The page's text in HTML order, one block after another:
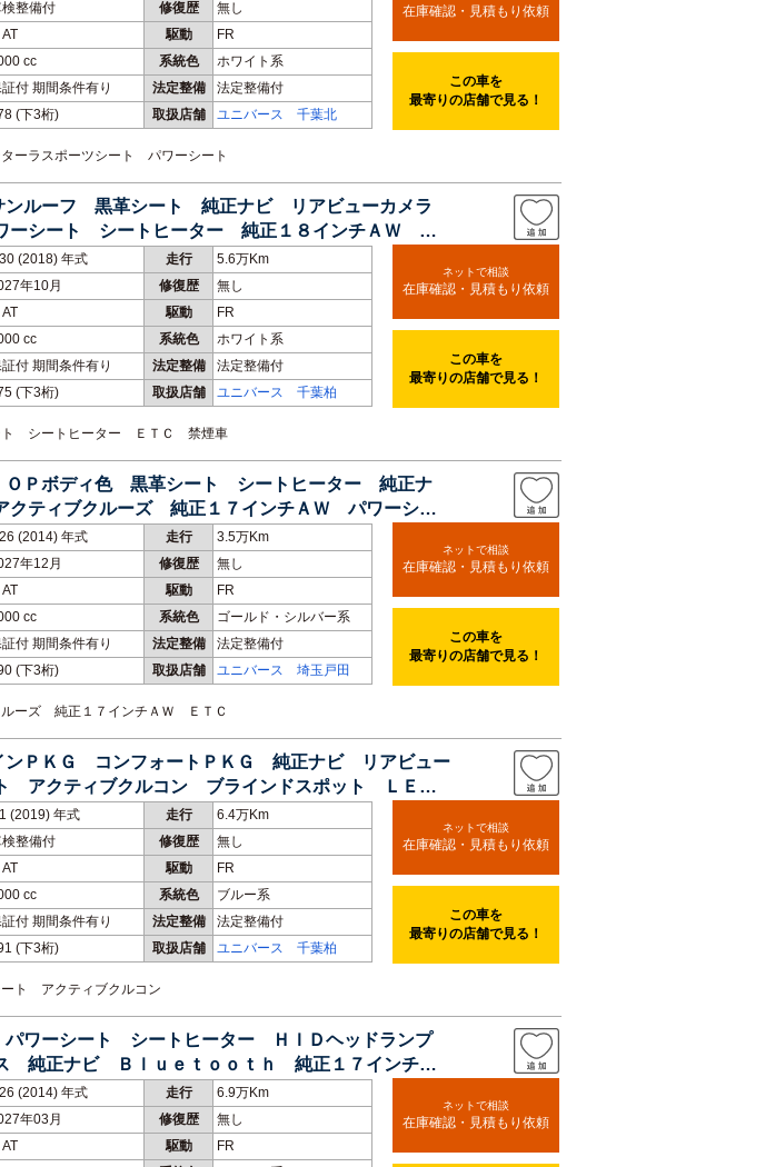
整備付 修復歴
無し
AT 駆動
FR
cc 系統色
ホワイト系
付 期間条件有り 法定整備
法定整備付
(下3桁) 取扱店舗 ユニバース 千葉北
ーラスポーツシート パワーシート
在庫確認・見積もり依頼
この車を
最寄りの店舗で見る！
ンルーフ 黒革シート 純正ナビ リアビューカメラ
ーシート シートヒーター 純正１８インチＡＷ Ｌ
(2018) 年式 走行
5.6万Km
年10月 修復歴
無し
AT 駆動
FR
cc 系統色
ホワイト系
付 期間条件有り 法定整備
法定整備付
(下3桁) 取扱店舗 ユニバース 千葉柏
ト シートヒーター ＥＴＣ 禁煙車
ネットで相談
在庫確認・見積もり依頼
この車を
最寄りの店舗で見る！
ＯＰボディ色 黒革シート シートヒーター 純正ナ
ティブクルーズ 純正１７インチＡＷ パワーシー
(2014) 年式 走行
3.5万Km
年12月 修復歴
無し
AT 駆動
FR
cc 系統色
ゴールド・シルバー系
付 期間条件有り 法定整備
法定整備付
(下3桁) 取扱店舗 ユニバース 埼玉戸田
ルーズ 純正１７インチＡＷ ＥＴＣ
ネットで相談
在庫確認・見積もり依頼
この車を
最寄りの店舗で見る！
ンＰＫＧ コンフォートＰＫＧ 純正ナビ リアビュー
アクティブクルコン ブラインドスポット ＬＥＤ
(2019) 年式 走行
6.4万Km
整備付 修復歴
無し
AT 駆動
FR
cc 系統色
ブルー系
付 期間条件有り 法定整備
法定整備付
(下3桁) 取扱店舗 ユニバース 千葉柏
ト アクティブクルコン
ネットで相談
在庫確認・見積もり依頼
この車を
最寄りの店舗で見る！
パワーシート シートヒーター ＨＩＤヘッドランプ
純正ナビ Ｂｌｕｅｔｏｏｔｈ 純正１７インチＡ
(2014) 年式 走行
6.9万Km
年03月 修復歴
無し
AT 駆動
FR
ネットで相談
在庫確認・見積もり依頼